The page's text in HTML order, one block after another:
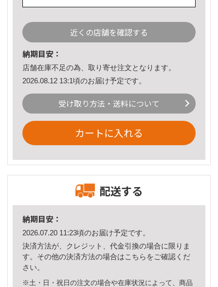
近くの店舗を確認する
納期目安：
店舗在庫不足の為、取り寄せ注文となります。
2026.08.12 13:1頃のお届け予定です。
受け取り方法・送料について
カートに入れる
配送する
納期目安：
2026.07.20 11:23頃のお届け予定です。
決済方法が、クレジット、代金引換の場合に限りま
す。その他の決済方法の場合はこちら をご確認くだ
さい。
※土・日・祝日の注文の場合や在庫状況によって、商品